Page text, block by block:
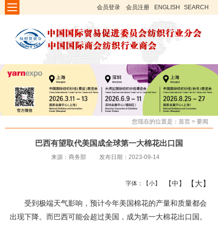
会员登录 会员注册 ENGLISH SEARCH
您现在的位置是： 首页 > 要闻
巴西有望取代美国成全球第一大棉花出口国
来源：商务部 发布日期：2023-09-14
字体： 【小】 【中】 【大】
受到极端天气影响，预计今年美国棉花的产量和质量都会
出现下降。而巴西可能会超过美国，成为第一大棉花出口国。